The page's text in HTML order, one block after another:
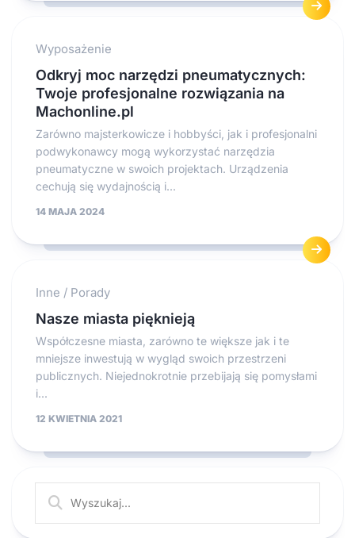
Wyposażenie
Odkryj moc narzędzi pneumatycznych:
Twoje profesjonalne rozwiązania na
Machonline.pl
Zarówno majsterkowicze i hobbyści, jak i profesjonalni
podwykonawcy mogą wykorzystać narzędzia
pneumatyczne w swoich projektach. Urządzenia
cechują się wydajnością i...
14 MAJA 2024
Inne / Porady
Nasze miasta pięknieją
Współczesne miasta, zarówno te większe jak i te
mniejsze inwestują w wygląd swoich przestrzeni
publicznych. Niejednokrotnie przebijają się pomysłami
i...
12 KWIETNIA 2021